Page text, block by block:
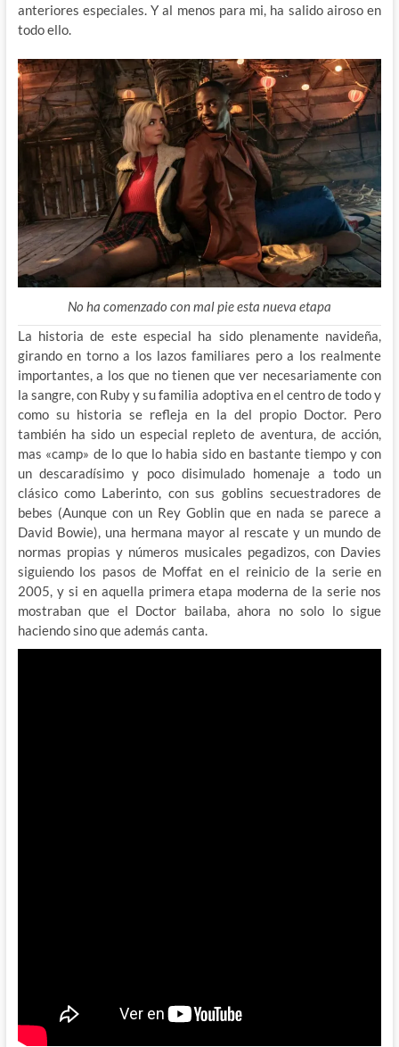
anteriores especiales. Y al menos para mi, ha salido airoso en
todo ello.
No ha comenzado con mal pie esta nueva etapa
La historia de este especial ha sido plenamente navideña,
girando en torno a los lazos familiares pero a los realmente
importantes, a los que no tienen que ver necesariamente con
la sangre, con Ruby y su familia adoptiva en el centro de todo y
como su historia se refleja en la del propio Doctor. Pero
también ha sido un especial repleto de aventura, de acción,
mas «camp» de lo que lo habia sido en bastante tiempo y con
un descaradísimo y poco disimulado homenaje a todo un
clásico como Laberinto, con sus goblins secuestradores de
bebes (Aunque con un Rey Goblin que en nada se parece a
David Bowie), una hermana mayor al rescate y un mundo de
normas propias y números musicales pegadizos, con Davies
siguiendo los pasos de Moffat en el reinicio de la serie en
2005, y si en aquella primera etapa moderna de la serie nos
mostraban que el Doctor bailaba, ahora no solo lo sigue
haciendo sino que además canta.